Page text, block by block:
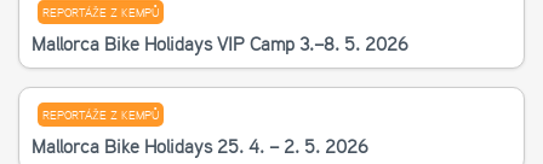
REPORTÁŽE Z KEMPŮ
Mallorca Bike Holidays VIP Camp 3.–8. 5. 2026
REPORTÁŽE Z KEMPŮ
Mallorca Bike Holidays 25. 4. – 2. 5. 2026